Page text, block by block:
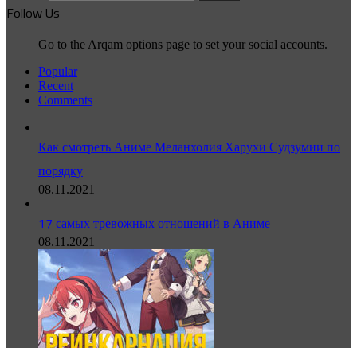
Follow Us
Go to the Arqam options page to set your social accounts.
Popular
Recent
Comments
Как смотреть Аниме Меланхолия Харухи Судзумии по
порядку
08.11.2021
17 самых тревожных отношений в Аниме
08.11.2021